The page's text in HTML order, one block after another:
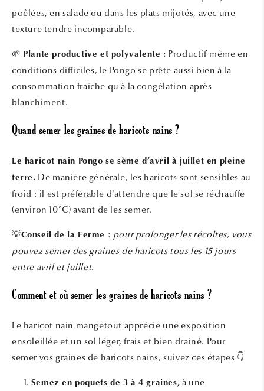
poêlées, en salade ou dans les plats mijotés, avec une
texture tendre incomparable.
🌱 Plante productive et polyvalente : Productif même en
conditions difficiles, le Pongo se prête aussi bien à la
consommation fraîche qu'à la congélation après
blanchiment.
Quand semer les graines de haricots nains ?
Le haricot nain Pongo se sème d’avril à juillet en pleine
terre. De manière générale, les haricots sont sensibles au
froid : il est préférable d’attendre que le sol se réchauffe
(environ 10°C) avant de les semer.
💡Conseil de la Ferme : pour prolonger les récoltes, vous
pouvez semer des graines de haricots tous les 15 jours
entre avril et juillet.
Comment et où semer les graines de haricots nains ?
Le haricot nain mangetout apprécie une exposition
ensoleillée et un sol léger, frais et bien drainé. Pour
semer vos graines de haricots nains, suivez ces étapes 👇
Semez en poquets de 3 à 4 graines, à une